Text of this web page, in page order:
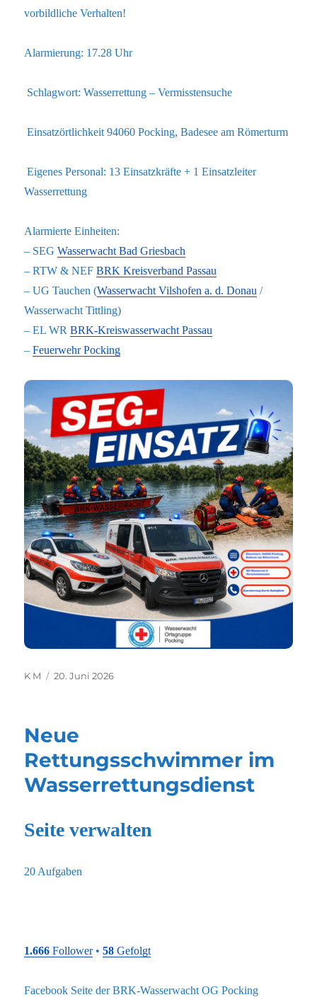
vorbildliche Verhalten!
Alarmierung: 17.28 Uhr
Schlagwort: Wasserrettung – Vermisstensuche
Einsatzörtlichkeit 94060 Pocking, Badesee am Römerturm
Eigenes Personal: 13 Einsatzkräfte + 1 Einsatzleiter
Wasserrettung
Alarmierte Einheiten:
– SEGWasserwacht Bad Griesbach
– RTW & NEFBRK Kreisverband Passau
– UG Tauchen (Wasserwacht Vilshofen a. d. Donau /
Wasserwacht Tittling)
– EL WRBRK-Kreiswasserwacht Passau
–Feuerwehr Pocking
Autor
K M
Veröffentlicht
20. Juni 2026
Neue
Rettungsschwimmer im
Wasserrettungsdienst
Seite verwalten
20 Aufgaben
1.666 Follower•58 Gefolgt
Facebook Seite der BRK-Wasserwacht OG Pocking